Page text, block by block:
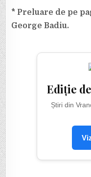
* Preluare de pe
George Badiu.
Ediție
Știri din